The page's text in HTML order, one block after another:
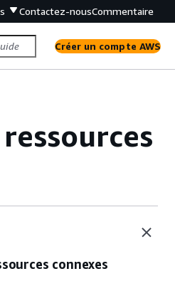
Contactez-nousCommentaire
Créer un compte AWS
connexes